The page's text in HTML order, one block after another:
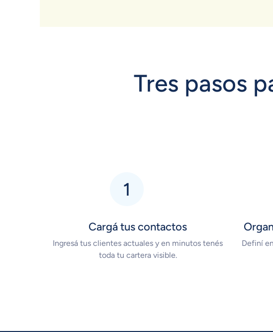
Tres pasos
Cargá tus contactos
Ingresá tus clientes actuales y en minutos tenés
toda tu cartera visible.
Definí